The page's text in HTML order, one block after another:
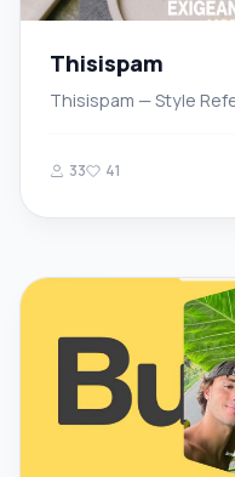
Thisispam
Thisispam — Style
33 41